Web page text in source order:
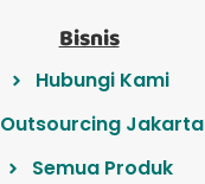
Bisnis
Hubungi Kami
Outsourcing Jakarta
Semua Produk